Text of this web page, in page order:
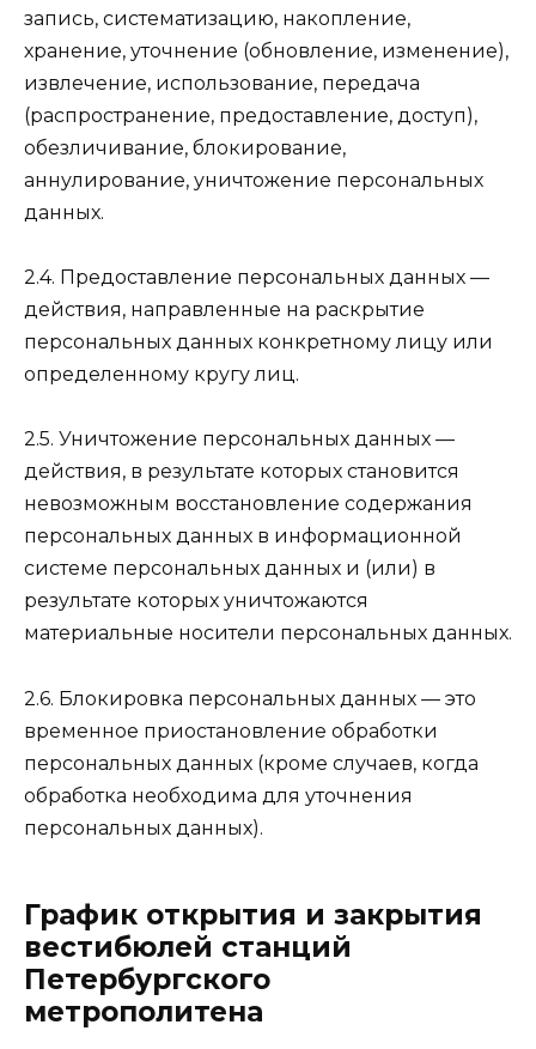
запись, систематизацию, накопление,
хранение, уточнение (обновление, изменение),
извлечение, использование, передача
(распространение, предоставление, доступ),
обезличивание, блокирование,
аннулирование, уничтожение персональных
данных.
2.4. Предоставление персональных данных —
действия, направленные на раскрытие
персональных данных конкретному лицу или
определенному кругу лиц.
2.5. Уничтожение персональных данных —
действия, в результате которых становится
невозможным восстановление содержания
персональных данных в информационной
системе персональных данных и (или) в
результате которых уничтожаются
материальные носители персональных данных.
2.6. Блокировка персональных данных — это
временное приостановление обработки
персональных данных (кроме случаев, когда
обработка необходима для уточнения
персональных данных).
График открытия и закрытия
вестибюлей станций
Петербургского
метрополитена